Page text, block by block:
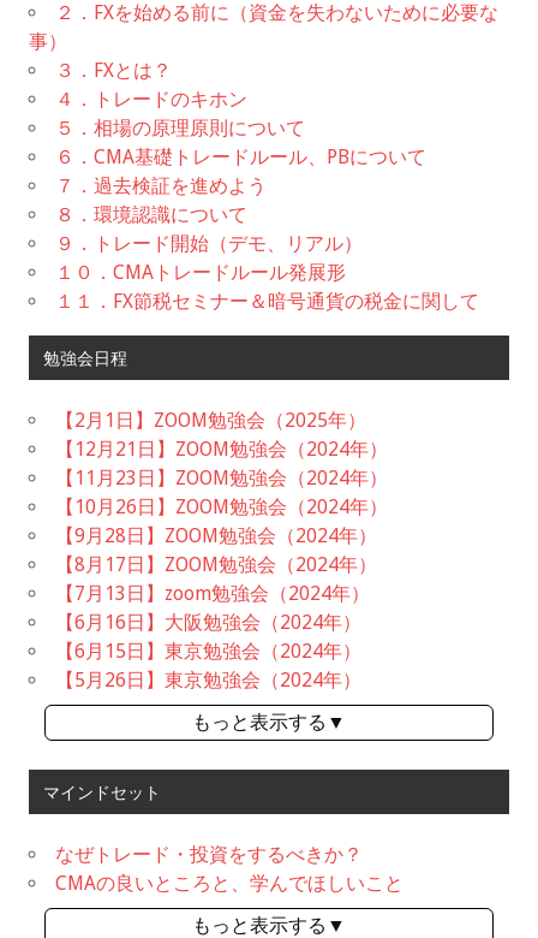
２．FXを始める前に（資金を失わないために必要な
事）
３．FXとは？
４．トレードのキホン
５．相場の原理原則について
６．CMA基礎トレードルール、PBについて
７．過去検証を進めよう
８．環境認識について
９．トレード開始（デモ、リアル）
１０．CMAトレードルール発展形
１１．FX節税セミナー＆暗号通貨の税金に関して
勉強会日程
【2月1日】ZOOM勉強会（2025年）
【12月21日】ZOOM勉強会（2024年）
【11月23日】ZOOM勉強会（2024年）
【10月26日】ZOOM勉強会（2024年）
【9月28日】ZOOM勉強会（2024年）
【8月17日】ZOOM勉強会（2024年）
【7月13日】zoom勉強会（2024年）
【6月16日】大阪勉強会（2024年）
【6月15日】東京勉強会（2024年）
【5月26日】東京勉強会（2024年）
もっと表示する▼
マインドセット
なぜトレード・投資をするべきか？
CMAの良いところと、学んでほしいこと
もっと表示する▼